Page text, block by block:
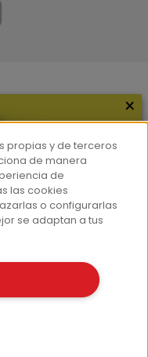
×
propias y de terceros
de manera
de
las cookies
o configurarlas
se adaptan a tus